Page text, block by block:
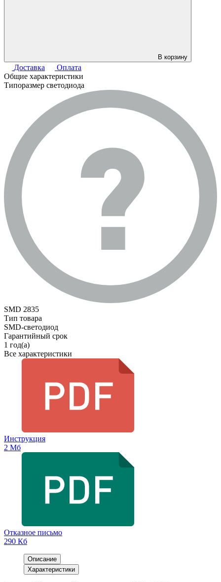
В корзину
Доставка
Оплата
Общие характеристики
Типоразмер светодиода
SMD 2835
Тип товара
SMD-светодиод
Гарантийный срок
1 год(а)
Все характеристики
Инструкция
2 Мб
Отказное письмо
290 Кб
Описание
Характеристики